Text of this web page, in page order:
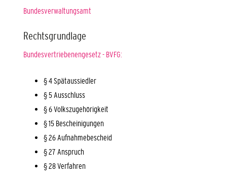
Bundesverwaltungsamt
Rechtsgrundlage
Bundesvertriebenengesetz - BVFG:
§ 4 Spätaussiedler
§ 5 Ausschluss
§ 6 Volkszugehörigkeit
§ 15 Bescheinigungen
§ 26 Aufnahmebescheid
§ 27 Anspruch
§ 28 Verfahren